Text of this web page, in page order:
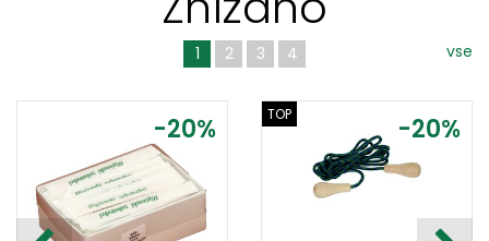
vse
1 2 3 4
-20% -20%
TOP